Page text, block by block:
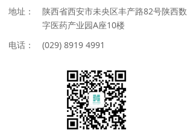
主营业务
地址：
陕西省西安市未央区丰产路82号陕西数
字医药产业园A座10楼
电话：
(029) 8919 4991